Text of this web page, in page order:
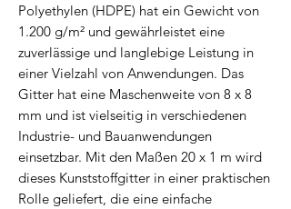
Polyethylen (HDPE) hat ein Gewicht von
1.200 g/m² und gewährleistet eine
zuverlässige und langlebige Leistung in
einer Vielzahl von Anwendungen. Das
Gitter hat eine Maschenweite von 8 x 8
mm und ist vielseitig in verschiedenen
Industrie- und Bauanwendungen
einsetzbar. Mit den Maßen 20 x 1 m wird
dieses Kunststoffgitter in einer praktischen
Rolle geliefert, die eine einfache